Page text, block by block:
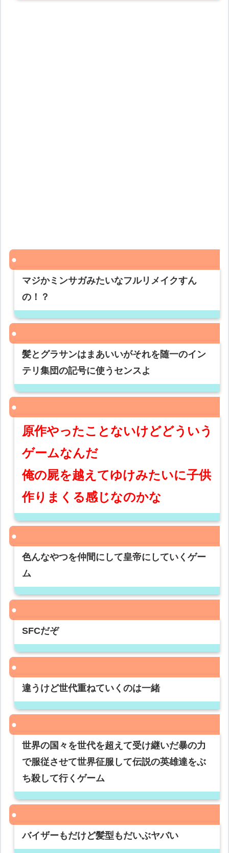
マジかミンサガみたいなフルリメイクすん
の！？
髪とグラサンはまあいいがそれを随一のイン
テリ集団の記号に使うセンスよ
原作やったことないけどどういう
ゲームなんだ
俺の屍を越えてゆけみたいに子供
作りまくる感じなのかな
色んなやつを仲間にして皇帝にしていくゲー
ム
SFCだぞ
違うけど世代重ねていくのは一緒
世界の国々を世代を超えて受け継いだ暴の力
で服従させて世界征服して伝説の英雄達をぶ
ち殺して行くゲーム
バイザーもだけど髪型もだいぶヤバい